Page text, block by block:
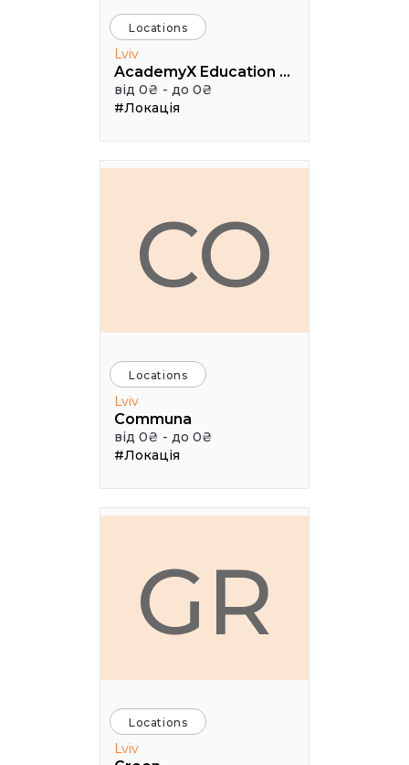
Locations
Lviv
AcademyX Education Hub
від 0₴ - до 0₴
#Локація
CO
Locations
Lviv
Communa
від 0₴ - до 0₴
#Локація
GR
Locations
Lviv